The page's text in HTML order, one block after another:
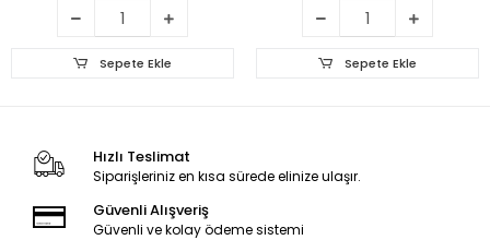
Sepete Ekle Sepete Ekle
Hızlı Teslimat
Siparişleriniz en kısa sürede elinize ulaşır.
Güvenli Alışveriş
Güvenli ve kolay ödeme sistemi